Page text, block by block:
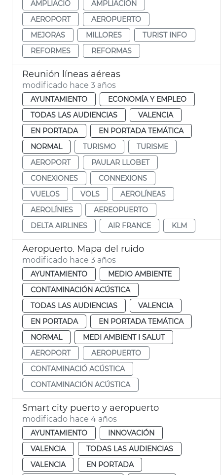
AMPLIACIÓ
AMPLIACIÓN
AEROPORT
AEROPUERTO
MEJORAS
MILLORES
TURIST INFO
REFORMES
REFORMAS
Reunión líneas aéreas
modificado hace 3 años
AYUNTAMIENTO
ECONOMÍA Y EMPLEO
TODAS LAS AUDIENCIAS
VALENCIA
EN PORTADA
EN PORTADA TEMÁTICA
NORMAL
TURISMO
TURISME
AEROPORT
PAULAR LLOBET
CONEXIONES
CONNEXIONS
VUELOS
VOLS
AEROLÍNEAS
AEROLÍNIES
AEREOPUERTO
DELTA AIRLINES
AIR FRANCE KLM
Aeropuerto. Mapa del ruido
modificado hace 3 años
AYUNTAMIENTO
MEDIO AMBIENTE
CONTAMINACIÓN ACÚSTICA
TODAS LAS AUDIENCIAS
VALENCIA
EN PORTADA
EN PORTADA TEMÁTICA
NORMAL
MEDI AMBIENT I SALUT
AEROPORT
AEROPUERTO
CONTAMINACIÓ ACÚSTICA
CONTAMINACIÓN ACÚSTICA
Smart city puerto y aeropuerto
modificado hace 4 años
AYUNTAMIENTO
INNOVACIÓN
VALENCIA
TODAS LAS AUDIENCIAS
VALENCIA
EN PORTADA